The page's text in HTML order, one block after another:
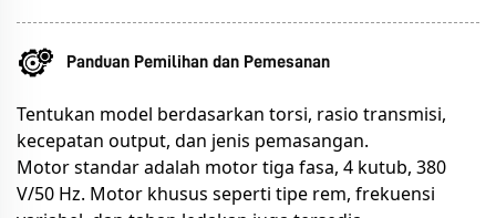
Panduan Pemilihan dan Pemesanan
Tentukan model berdasarkan torsi, rasio transmisi,
kecepatan output, dan jenis pemasangan.
Motor standar adalah motor tiga fasa, 4 kutub, 380
V/50 Hz. Motor khusus seperti tipe rem, frekuensi